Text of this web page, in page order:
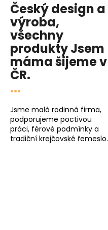
Český design a
výroba,
všechny
produktyJsem
mámašijeme v
ČR.
...
Jsme malá rodinná firma,
podporujeme poctivou
práci, férové podmínky a
tradiční krejčovské řemeslo.